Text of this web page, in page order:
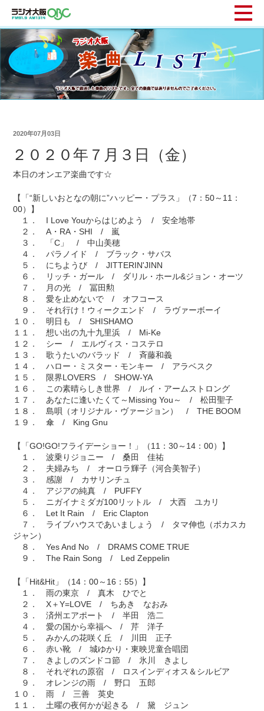
2020年07月03日
２０２０年７月３日（金）
本日のオンエア楽曲です☆
【「“新しいおとなの朝に”ハッピー・プラス」（7：50～11：
00）】
１． I Love Youからはじめよう / 安全地帯
２． A・RA・SHI / 嵐
３． 「C」 / 中山美穂
４． パラノイド / ブラック・サバス
５． にちようび / JITTERIN'JINN
６． リッチ・ガール / ダリル・ホール&ジョン・オーツ
７． 月の光 / 冨田勲
８． 愛を止めないで / オフコース
９． それ行け！ウィークエンド / ラヴァーボーイ
１０． 明日も / SHISHAMO
１１． 想い出の九十九里浜 / Mi-Ke
１２． シー / エルヴィス・コステロ
１３． 歌うたいのバラッド / 斉藤和義
１４． ハロー・ミスター・モンキー / アラベスク
１５． 限界LOVERS / SHOW-YA
１６． この素晴らしき世界 / ルイ・アームストロング
１７． あなたに逢いたくて～Missing You～ / 松田聖子
１８． 島唄（オリジナル・ヴァージョン） / THE BOOM
１９． 傘 / King Gnu
【「GO!GO!フライデーショー！」（11：30～14：00）】
１． 波乗りジョニー / 桑田 佳祐
２． 夫婦みち / オーロラ輝子（河合美智子）
３． 感謝 / カサリンチュ
４． アジアの純真 / PUFFY
５． ニガイナミダガ100リットル / 大西 ユカリ
６． Let It Rain / Eric Clapton
７． ライブハウスであいましょう / タマ伸也（ポカスカ
ジャン）
８． Yes And No / DRAMS COME TRUE
９． The Rain Song / Led Zeppelin
【「Hit&Hit」（14：00～16：55）】
１． 雨の東京 / 真木 ひでと
２． X＋Y=LOVE / ちあき なおみ
３． 済州エアポート / 半田 浩二
４． 愛の国から幸福へ / 芹 洋子
５． みかんの花咲く丘 / 川田 正子
６． 赤い靴 / 城ゆかり・東映児童合唱団
７． きよしのズンドコ節 / 氷川 きよし
８． それぞれの原宿 / ロスインディオス＆シルビア
９． オレンジの雨 / 野口 五郎
１０． 雨 / 三善 英史
１１． 土曜の夜何かが起きる / 黛 ジュン